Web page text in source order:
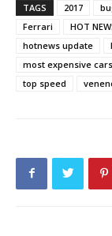
TAGS 2017
Ferrari
HOT
hotnews update
most expensive cars
top speed